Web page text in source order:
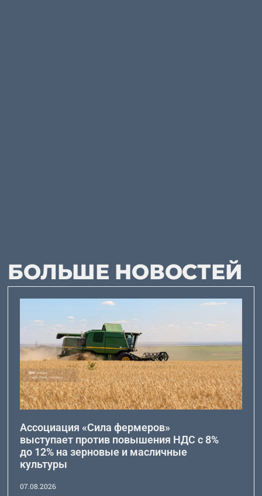
БОЛЬШЕ НОВОСТЕЙ
Ассоциация «Сила фермеров»
выступает против повышения НДС с 8%
до 12% на зерновые и масличные
культуры
07.08.2026